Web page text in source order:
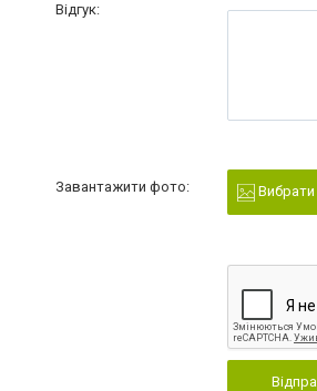
Відгук:
Завантажити фото: Вибрати